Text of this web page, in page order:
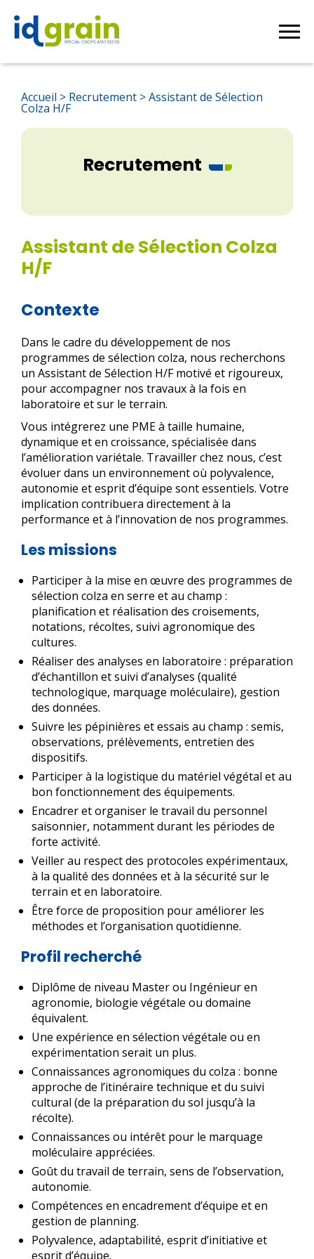
Produire pour ID GRAIN
Accueil > Recrutement >Assistant de Sélection
Colza H/F
Recrutement
Assistant de Sélection Colza
H/F
Contexte
Dans le cadre du développement de nos
programmes de sélection colza, nous recherchons
un Assistant de Sélection H/F motivé et rigoureux,
pour accompagner nos travaux à la fois en
laboratoire et sur le terrain.
Vous intégrerez une PME à taille humaine,
dynamique et en croissance, spécialisée dans
l’amélioration variétale. Travailler chez nous, c’est
évoluer dans un environnement où polyvalence,
autonomie et esprit d’équipe sont essentiels. Votre
implication contribuera directement à la
performance et à l’innovation de nos programmes.
Les missions
Participer à la mise en œuvre des programmes de
sélection colza en serre et au champ :
planification et réalisation des croisements,
notations, récoltes, suivi agronomique des
cultures.
Réaliser des analyses en laboratoire : préparation
d’échantillon et suivi d’analyses (qualité
technologique, marquage moléculaire), gestion
des données.
Suivre les pépinières et essais au champ : semis,
observations, prélèvements, entretien des
dispositifs.
Participer à la logistique du matériel végétal et au
bon fonctionnement des équipements.
Encadrer et organiser le travail du personnel
saisonnier, notamment durant les périodes de
forte activité.
Veiller au respect des protocoles expérimentaux,
à la qualité des données et à la sécurité sur le
terrain et en laboratoire.
Être force de proposition pour améliorer les
méthodes et l’organisation quotidienne.
Profil recherché
Diplôme de niveau Master ou Ingénieur en
agronomie, biologie végétale ou domaine
équivalent.
Une expérience en sélection végétale ou en
expérimentation serait un plus.
Connaissances agronomiques du colza : bonne
approche de l’itinéraire technique et du suivi
cultural (de la préparation du sol jusqu’à la
récolte).
Connaissances ou intérêt pour le marquage
moléculaire appréciées.
Goût du travail de terrain, sens de l’observation,
autonomie.
Compétences en encadrement d’équipe et en
gestion de planning.
Polyvalence, adaptabilité, esprit d’initiative et
esprit d’équipe.